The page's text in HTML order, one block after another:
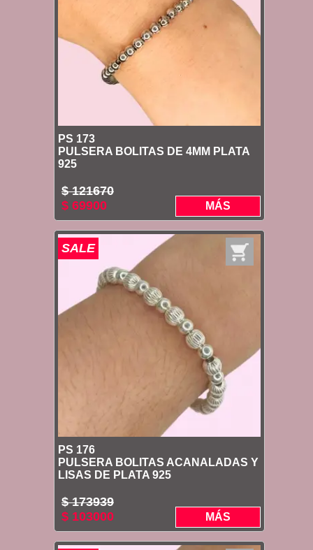
PS 173
PULSERA BOLITAS DE 4MM PLATA
925
$ 121670
$ 69900
MÁS
SALE
PS 176
PULSERA BOLITAS ACANALADAS Y
LISAS DE PLATA 925
$ 173939
$ 103000
MÁS